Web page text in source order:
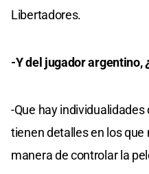
Libertadores.
-Y del jugador argentino,
-Que hay
tienen detalles en los
manera de controlar la